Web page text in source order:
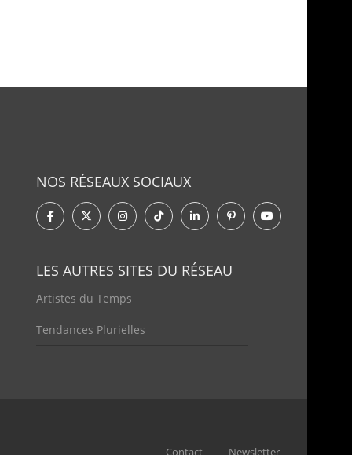
NOS RÉSEAUX SOCIAUX
LES AUTRES SITES DU RÉSEAU
Artistes du Temps
Tendances Plurielles
Contact Newsletter